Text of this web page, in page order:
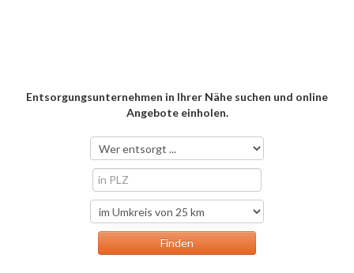
Entsorgungsunternehmen in Ihrer Nähe suchen und online
Angebote einholen.